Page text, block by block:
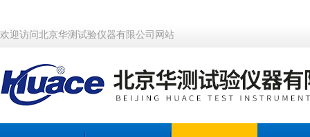
欢迎访问北京华测试验仪器有限公司网站